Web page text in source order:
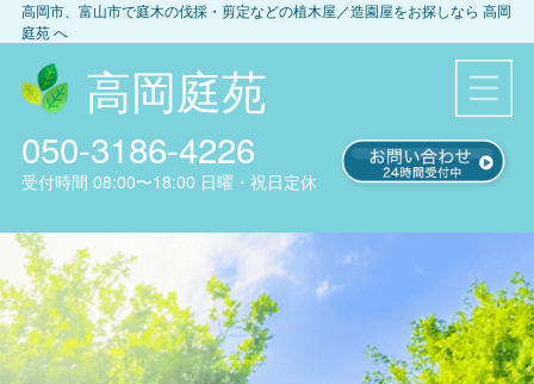
高岡市、富山市で庭木の伐採・剪定などの植木屋／造園屋をお探しなら 高岡
庭苑へ
高岡庭苑
050-3186-4226
受付時間 08:00〜18:00 日曜・祝日定休